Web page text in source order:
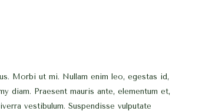
Morbi ut mi. Nullam enim leo, egestas id,
diam. Praesent mauris ante, elementum et,
vestibulum. Suspendisse vulputate